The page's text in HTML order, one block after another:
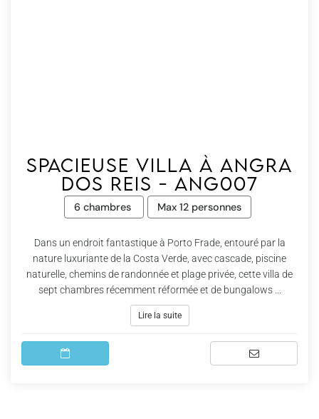
Spacieuse villa à Angra
dos Reis - Ang007
6 chambres Max 12 personnes
Dans un endroit fantastique à Porto Frade, entouré par la
nature luxuriante de la Costa Verde, avec cascade, piscine
naturelle, chemins de randonnée et plage privée, cette villa de
sept chambres récemment réformée et de bungalows ...
Lire la suite